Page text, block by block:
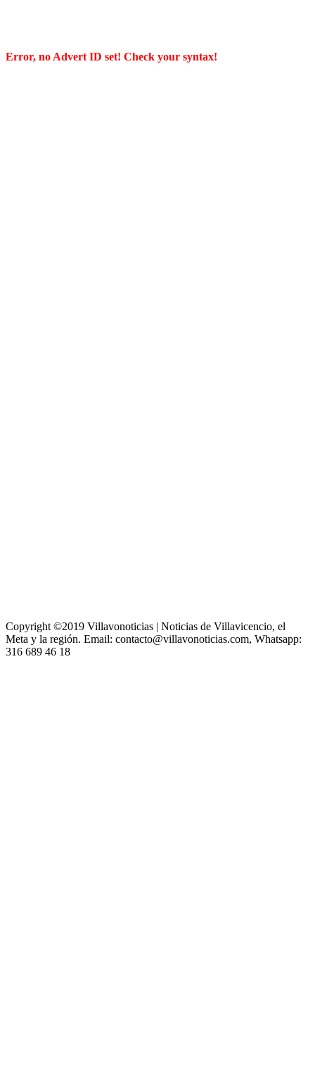
Error, no Advert ID set! Check your syntax!
Copyright ©2019 Villavonoticias | Noticias de Villavicencio, el
Meta y la región. Email: contacto@villavonoticias.com, Whatsapp:
316 689 46 18